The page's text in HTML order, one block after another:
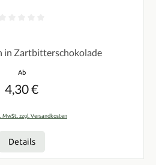
in Zartbitterschokolade
Regulärer Preis:
Ab
4,30 €
MwSt. zzgl. Versandkosten
Details